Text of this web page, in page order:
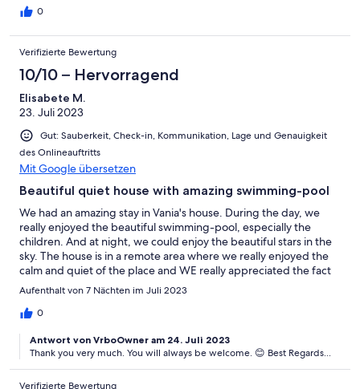
0
Verifizierte Bewertung
10/10 – Hervorragend
Elisabete M.
23. Juli 2023
Gut: Sauberkeit, Check-in, Kommunikation, Lage und Genauigkeit
des Onlineauftritts
Mit Google übersetzen
Beautiful quiet house with amazing swimming-pool
We had an amazing stay in Vania's house. During the day, we
really enjoyed the beautiful swimming-pool, especially the
children. And at night, we could enjoy the beautiful stars in the
sky. The house is in a remote area where we really enjoyed the
calm and quiet of the place and WE really appreciated the fact
that our privacy was respected. Yet, we were near the town of
short holidays (just one week) a success ! Hope we can come
Aufenthalt von 7 Nächten im Juli 2023
0
Antwort von VrboOwner am 24. Juli 2023
Thank you very much. You will always be welcome. 😊 Best Regards...
Verifizierte Bewertung